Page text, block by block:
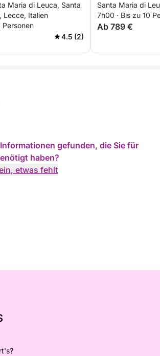
an Bord der
Maria di Leuca, Santa
Lecce, Italien
Personen
4.5 (2)
Leuca
Santa Maria di
7h00 · Bis zu 10
Ab 789 €
gefunden, die Sie für
haben?
etwas fehlt